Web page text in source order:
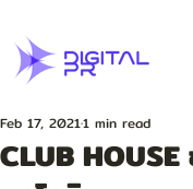
CLUB
Feb 17, 20211 min read